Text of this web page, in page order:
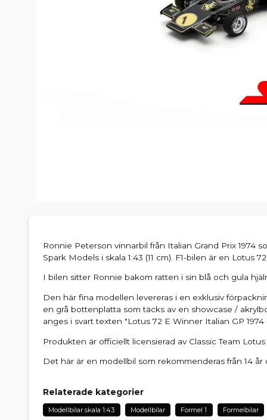
Ronnie Peterson vinnarbil från Italian Grand Prix 1974
Spark Models i skala 1:43 (11 cm). F1-bilen är en Lotus
I bilen sitter Ronnie bakom ratten i sin blå och gula
Den här fina modellen levereras i en exklusiv
en grå bottenplatta som täcks av en showcase /
anges i svart texten "Lotus 72 E Winner Italian GP 1974
Produkten är officiellt licensierad av Classic Team Lotus
Det här är en modellbil som rekommenderas från 14 år
Relaterade kategorier
Modellbilar skala 1:43 Modellbilar Formel 1 Formelbilar